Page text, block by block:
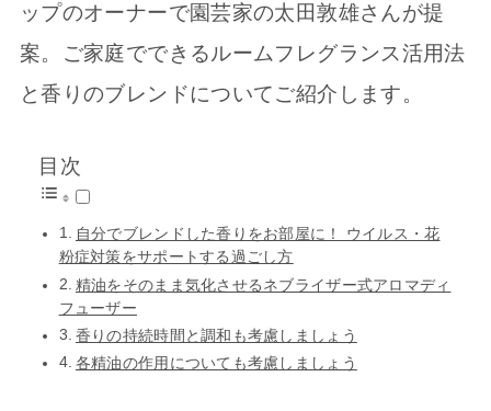
ップのオーナーで園芸家の太田敦雄さんが提
案。ご家庭でできるルームフレグランス活用法
と香りのブレンドについてご紹介します。
目次
自分でブレンドした香りをお部屋に！ ウイルス・花
粉症対策をサポートする過ごし方
精油をそのまま気化させるネブライザー式アロマディ
フューザー
香りの持続時間と調和も考慮しましょう
各精油の作用についても考慮しましょう